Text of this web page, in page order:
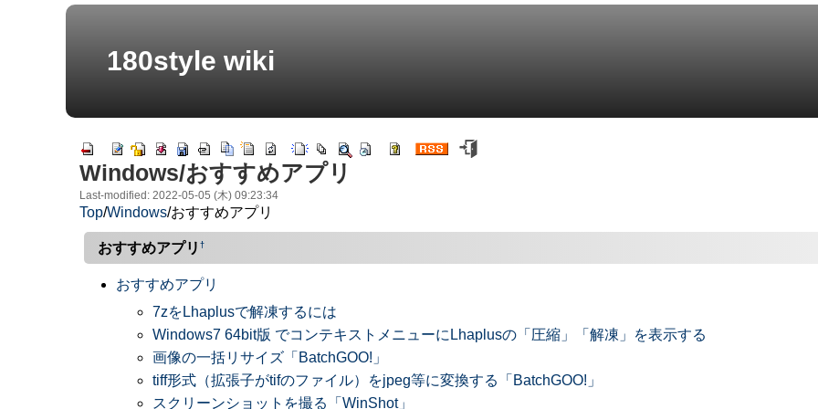
180style wiki
Windows/おすすめアプリ
Last-modified: 2022-05-05 (木) 09:23:34
Top/Windows/おすすめアプリ
おすすめアプリ †
おすすめアプリ
7zをLhaplusで解凍するには
Windows7 64bit版 でコンテキストメニューにLhaplusの「圧縮」「解凍」を表示する
画像の一括リサイズ「BatchGOO!」
tiff形式（拡張子がtifのファイル）をjpeg等に変換する「BatchGOO!」
スクリーンショットを撮る「WinShot」